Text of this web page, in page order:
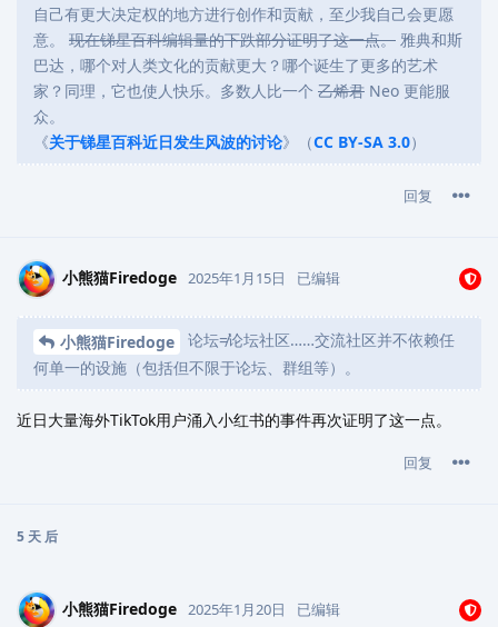
自己有更大决定权的地方进行创作和贡献，至少我自己会更愿
意。 现在锑星百科编辑量的下跌部分证明了这一点。 雅典和斯
巴达，哪个对人类文化的贡献更大？哪个诞生了更多的艺术
家？同理，它也使人快乐。多数人比一个 乙烯君 Neo 更能服
众。
《关于锑星百科近日发生风波的讨论》（CC BY-SA 3.0）
回复
小熊猫Firedoge 2025年1月15日 已编辑
小熊猫Firedoge
论坛≠论坛社区……交流社区并不依赖任
何单一的设施（包括但不限于论坛、群组等）。
近日大量海外TikTok用户涌入小红书的事件再次证明了这一点。
回复
5 天 后
小熊猫Firedoge 2025年1月20日 已编辑